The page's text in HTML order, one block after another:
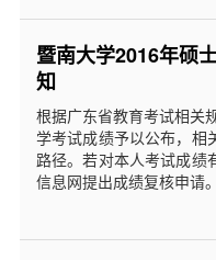
暨南大学2016年硕
知
根据广东省教育考试相关
学考试成绩予以公布，
路径。若对本人考试成绩
信息网提出成绩复核申请。